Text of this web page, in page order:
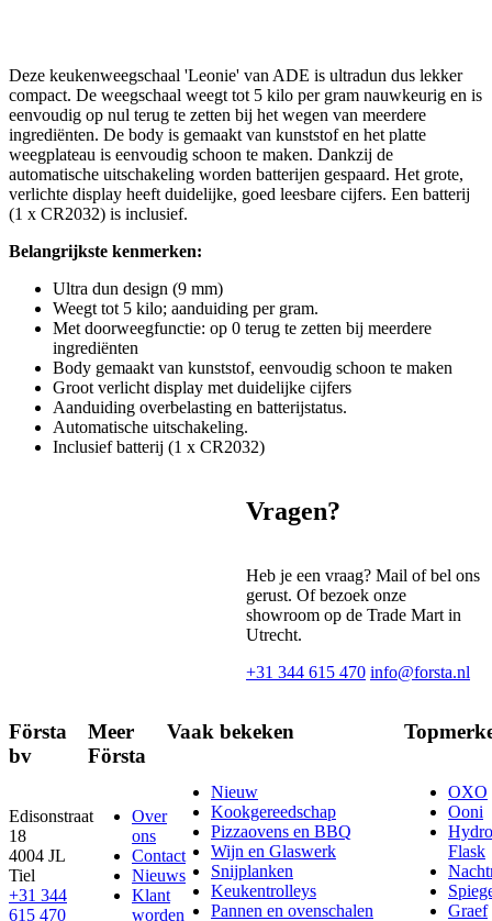
Deze keukenweegschaal 'Leonie' van ADE is ultradun dus lekker
compact. De weegschaal weegt tot 5 kilo per gram nauwkeurig en is
eenvoudig op nul terug te zetten bij het wegen van meerdere
ingrediënten. De body is gemaakt van kunststof en het platte
weegplateau is eenvoudig schoon te maken. Dankzij de
automatische uitschakeling worden batterijen gespaard. Het grote,
verlichte display heeft duidelijke, goed leesbare cijfers. Een batterij
(1 x CR2032) is inclusief.
Belangrijkste kenmerken:
Ultra dun design (9 mm)
Weegt tot 5 kilo; aanduiding per gram.
Met doorweegfunctie: op 0 terug te zetten bij meerdere
ingrediënten
Body gemaakt van kunststof, eenvoudig schoon te maken
Groot verlicht display met duidelijke cijfers
Aanduiding overbelasting en batterijstatus.
Automatische uitschakeling.
Inclusief batterij (1 x CR2032)
Vragen?
Heb je een vraag? Mail of bel ons
gerust. Of bezoek onze
showroom op de Trade Mart in
Utrecht.
+31 344 615 470 info@forsta.nl
Första
bv
Edisonstraat
18
4004 JL
Tiel
+31 344
615 470
Meer
Första
Over
ons
Contact
Nieuws
Klant
worden
Vaak bekeken
Nieuw
Kookgereedschap
Pizzaovens en BBQ
Wijn en Glaswerk
Snijplanken
Keukentrolleys
Pannen en ovenschalen
OXO
Ooni
Hydro
Flask
Graef